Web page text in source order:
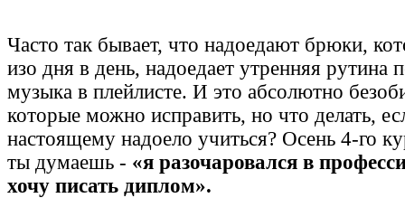
Часто так бывает, что надоедают брюки,
изо дня в день, надоедает утренняя рутина
музыка в плейлисте. И это абсолютно
которые можно исправить, но что делать,
настоящему надоело учиться? Осень 4-го
ты думаешь - «я разочаровался в
хочу писать диплом».